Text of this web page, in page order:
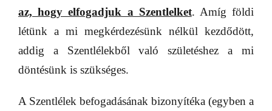
az, hogy elfogadjuk a Szentlelket. Amíg földi
létünk a mi megkérdezésünk nélkül kezdődött,
addig a Szentlélekből való születéshez a mi
döntésünk is szükséges.
A Szentlélek befogadásának bizonyítéka (egyben a